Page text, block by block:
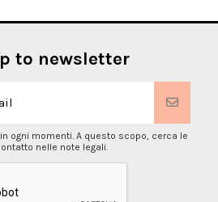
to newsletter
ogni momenti. A questo scopo, cerca le
nelle note legali.